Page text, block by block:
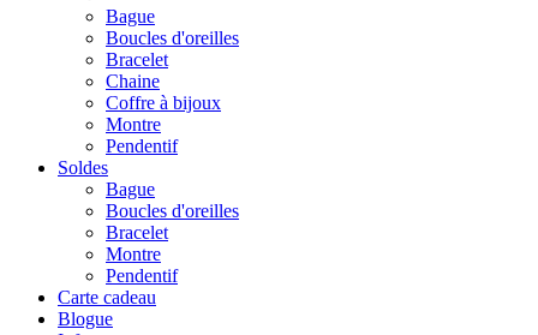
Bague
Boucles d'oreilles
Bracelet
Chaine
Coffre à bijoux
Montre
Pendentif
Soldes
Bague
Boucles d'oreilles
Bracelet
Montre
Pendentif
Carte cadeau
Blogue